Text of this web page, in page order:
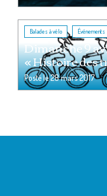
Balades à vélo , Événements
Dimanche 9
« Histoire des
Posté le28 mars 2017